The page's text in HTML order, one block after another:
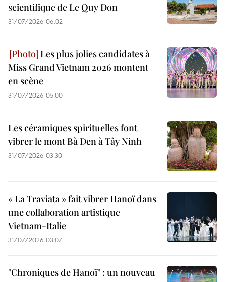
scientifique de Le Quy Don
31/07/2026 06:02
Les plus jolies candidates à
Miss Grand Vietnam 2026 montent
en scène
31/07/2026 05:00
Les céramiques spirituelles font
vibrer le mont Bà Den à Tây Ninh
31/07/2026 03:30
« La Traviata » fait vibrer Hanoï dans
une collaboration artistique
Vietnam-Italie
31/07/2026 03:07
"Chroniques de Hanoï" : un nouveau